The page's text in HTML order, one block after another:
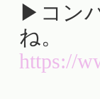
▶︎コン
ね。
https://